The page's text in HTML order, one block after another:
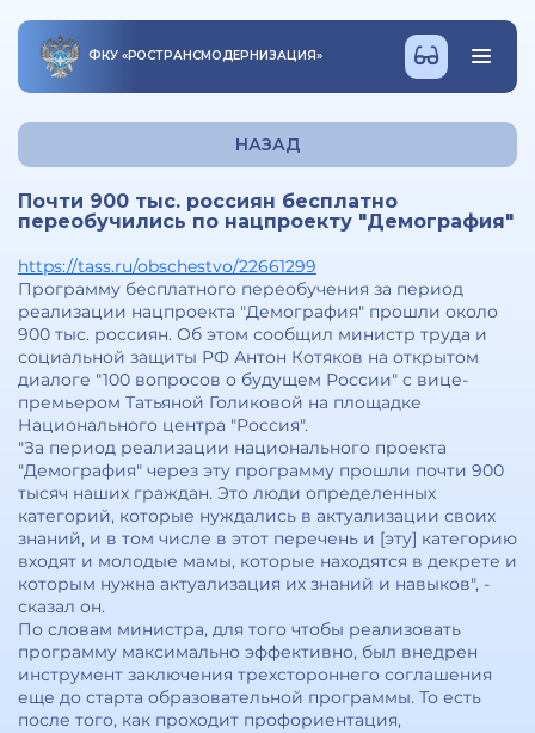
ФКУ «РОСТРАНСМОДЕРНИЗАЦИЯ»
НАЗАД
Почти 900 тыс. россиян бесплатно
переобучились по нацпроекту "Демография"
https://tass.ru/obschestvo/22661299
Программу бесплатного переобучения за период
реализации нацпроекта "Демография" прошли около
900 тыс. россиян. Об этом сообщил министр труда и
социальной защиты РФ Антон Котяков на открытом
диалоге "100 вопросов о будущем России" с вице-
премьером Татьяной Голиковой на площадке
Национального центра "Россия".
"За период реализации национального проекта
"Демография" через эту программу прошли почти 900
тысяч наших граждан. Это люди определенных
категорий, которые нуждались в актуализации своих
знаний, и в том числе в этот перечень и [эту] категорию
входят и молодые мамы, которые находятся в декрете и
которым нужна актуализация их знаний и навыков", -
сказал он.
По словам министра, для того чтобы реализовать
программу максимально эффективно, был внедрен
инструмент заключения трехстороннего соглашения
еще до старта образовательной программы. То есть
после того, как проходит профориентация,